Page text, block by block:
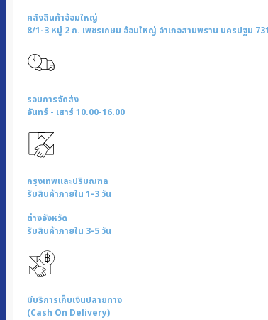
คลังสินค้าอ้อมใหญ่
8/1-3 หมู่ 2 ถ. เพชรเกษม อ้อมใหญ่ อำเภอสามพราน นครปฐม
รอบการจัดส่ง
จันทร์ - เสาร์ 10.00-16.00
กรุงเทพและปริมณฑล
รับสินค้าภายใน 1-3 วัน
ต่างจังหวัด
รับสินค้าภายใน 3-5 วัน
มีบริการเก็บเงินปลายทาง
(Cash On Delivery)